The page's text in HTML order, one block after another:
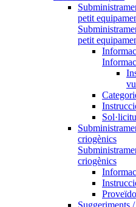
petit
petit
criogènics
criogènics
Suggeriments